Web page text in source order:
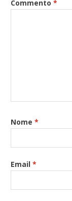
Commento*
Nome*
Email*